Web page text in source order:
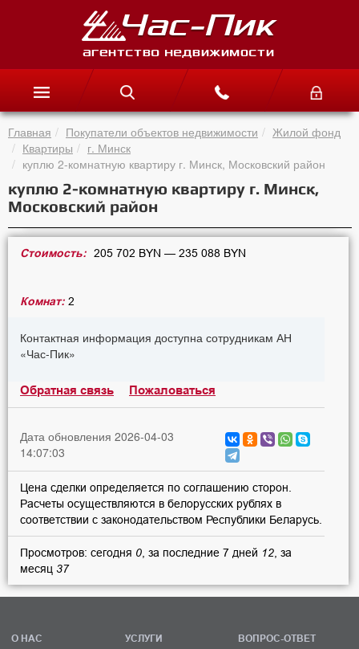
Главная Покупатели объектов недвижимости
Жилой фонд
Квартиры
г. Минск
куплю 2-комнатную квартиру г. Минск, Московский район
куплю 2-комнатную квартиру г. Минск,
Московский район
Стоимость: 205 702 BYN — 235 088 BYN
Комнат: 2
Контактная информация доступна сотрудникам АН
«Час-Пик»
Обратная связь Пожаловаться
Дата обновления 2026-04-03
14:07:03
Цена сделки определяется по соглашению сторон.
Расчеты осуществляются в белорусских рублях в
соответствии с законодательством Республики Беларусь.
Просмотров: сегодня 0 , за последние 7 дней 12 , за
месяц 37
О НАС
УСЛУГИ
ВОПРОС-ОТВЕТ